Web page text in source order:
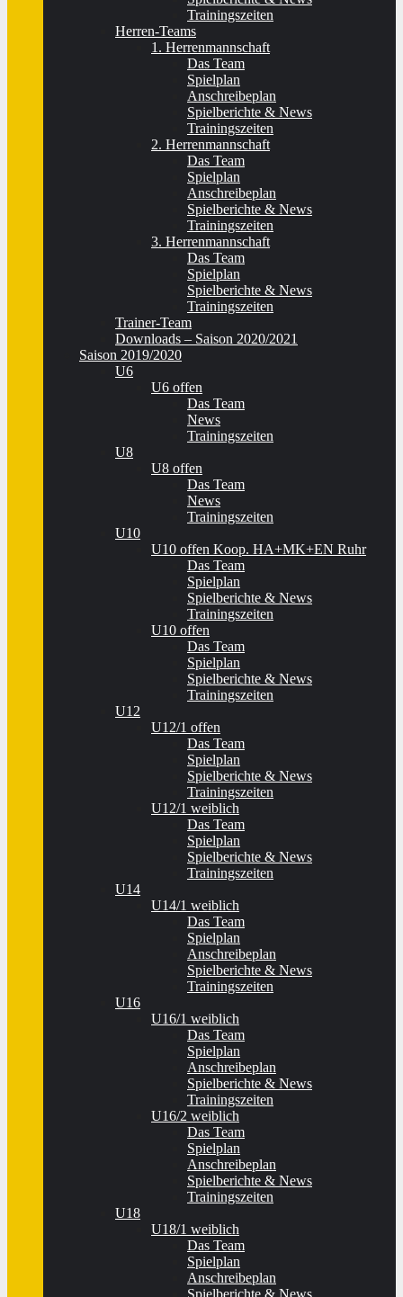
Trainingszeiten
Herren-Teams
1. Herrenmannschaft
Das Team
Spielplan
Anschreibeplan
Spielberichte & News
Trainingszeiten
2. Herrenmannschaft
Das Team
Spielplan
Anschreibeplan
Spielberichte & News
Trainingszeiten
3. Herrenmannschaft
Das Team
Spielplan
Spielberichte & News
Trainingszeiten
Trainer-Team
Downloads – Saison 2020/2021
Saison 2019/2020
U6
U6 offen
Das Team
News
Trainingszeiten
U8
U8 offen
Das Team
News
Trainingszeiten
U10
U10 offen Koop. HA+MK+EN Ruhr
Das Team
Spielplan
Spielberichte & News
Trainingszeiten
U10 offen
Das Team
Spielplan
Spielberichte & News
Trainingszeiten
U12
U12/1 offen
Das Team
Spielplan
Spielberichte & News
Trainingszeiten
U12/1 weiblich
Das Team
Spielplan
Spielberichte & News
Trainingszeiten
U14
U14/1 weiblich
Das Team
Spielplan
Anschreibeplan
Spielberichte & News
Trainingszeiten
U16
U16/1 weiblich
Das Team
Spielplan
Anschreibeplan
Spielberichte & News
Trainingszeiten
U16/2 weiblich
Das Team
Spielplan
Anschreibeplan
Spielberichte & News
Trainingszeiten
U18
U18/1 weiblich
Das Team
Spielplan
Anschreibeplan
Spielberichte & News